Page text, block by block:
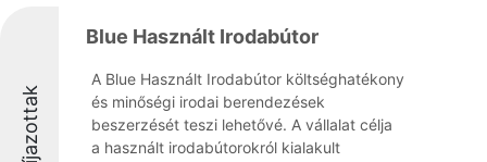
Díjazottak
Blue Használt Irodabútor
A Blue Használt Irodabútor költséghatékony
és minőségi irodai berendezések
beszerzését teszi lehetővé. A vállalat célja
a használt irodabútorokról kialakult